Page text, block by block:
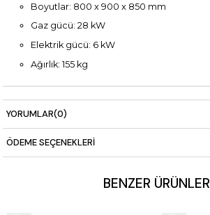
Boyutlar: 800 x 900 x 850 mm
Gaz gücü: 28 kW
Elektrik gücü: 6 kW
Ağırlık: 155 kg
YORUMLAR(0)
ÖDEME SEÇENEKLERI
BENZER ÜRÜNLER